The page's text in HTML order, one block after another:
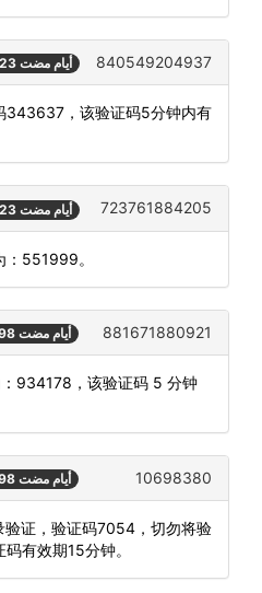
523 أيام مضت 840549204937
343637，该验证码5分钟内有
523 أيام مضت 723761884205
：551999。
598 أيام مضت 881671880921
：934178，该验证码 5 分钟
598 أيام مضت 10698380
验证，验证码7054，切勿将验
有效期15分钟。